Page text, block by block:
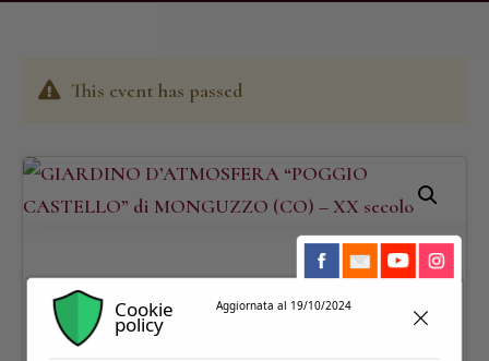
This event has passed
Cookie
policy
Aggiornata al 19/10/2024